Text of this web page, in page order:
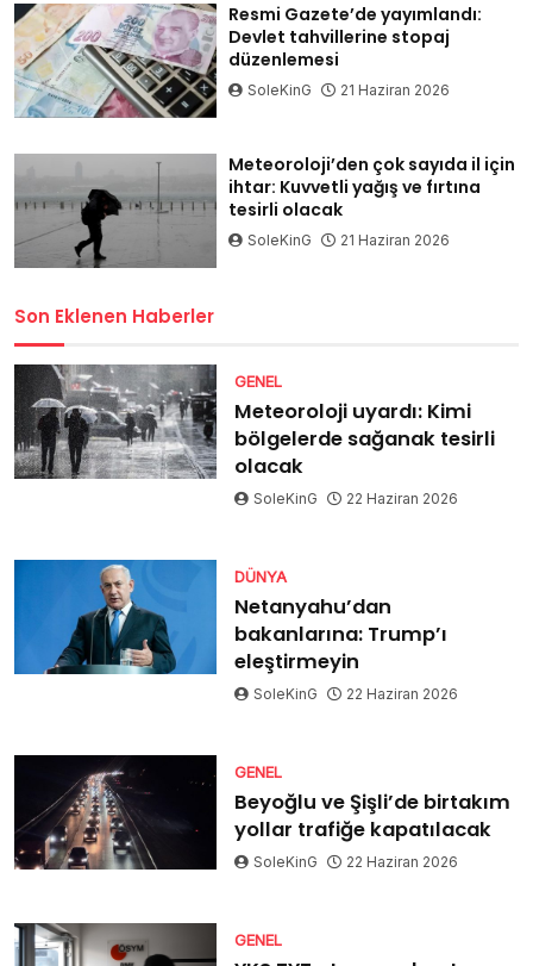
Resmi Gazete’de yayımlandı:
Devlet tahvillerine stopaj
düzenlemesi
SoleKinG 21 Haziran 2026
Meteoroloji’den çok sayıda il için
ihtar: Kuvvetli yağış ve fırtına
tesirli olacak
SoleKinG 21 Haziran 2026
Son Eklenen Haberler
GENEL
Meteoroloji uyardı: Kimi
bölgelerde sağanak tesirli
olacak
SoleKinG 22 Haziran 2026
DÜNYA
Netanyahu’dan
bakanlarına: Trump’ı
eleştirmeyin
SoleKinG 22 Haziran 2026
GENEL
Beyoğlu ve Şişli’de birtakım
yollar trafiğe kapatılacak
SoleKinG 22 Haziran 2026
GENEL